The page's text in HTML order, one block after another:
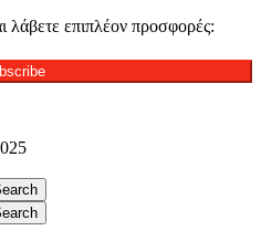
λάβετε επιπλέον προσφορές: